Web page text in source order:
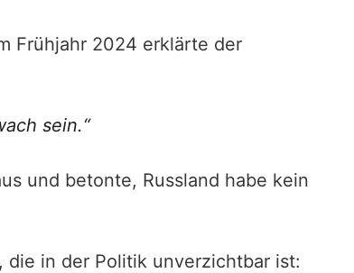
Frühjahr 2024 erklärte der
sein.“
und betonte, Russland habe kein
die in der Politik unverzichtbar ist: